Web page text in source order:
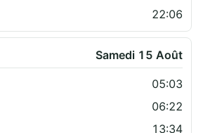
22:06
Samedi 15 Août
05:03
06:22
13:34